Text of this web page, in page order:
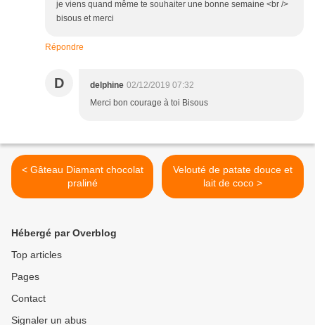
je viens quand même te souhaiter une bonne semaine <br />
bisous et merci
Répondre
D delphine 02/12/2019 07:32
Merci bon courage à toi Bisous
< Gâteau Diamant chocolat
praliné
Velouté de patate douce et
lait de coco >
Hébergé par Overblog
Top articles
Pages
Contact
Signaler un abus